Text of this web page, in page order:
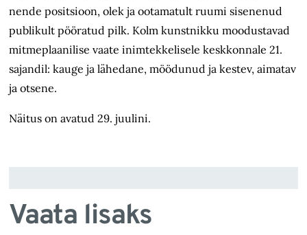
nende positsioon, olek ja ootamatult ruumi sisenenud
publikult pööratud pilk. Kolm kunstnikku moodustavad
mitmeplaanilise vaate inimtekkelisele keskkonnale 21.
sajandil: kauge ja lähedane, möödunud ja kestev, aimatav
ja otsene.
Näitus on avatud 29. juulini.
Vaata lisaks